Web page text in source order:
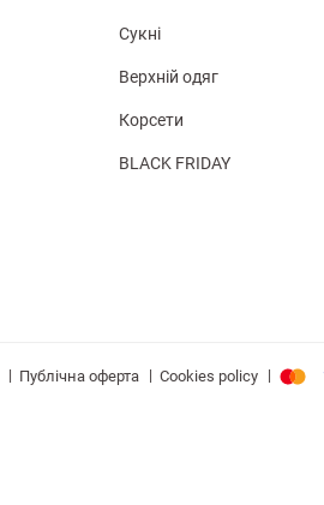
Сукні
Верхній одяг
Корсети
BLACK FRIDAY
| Публічна оферта | Cookies policy |